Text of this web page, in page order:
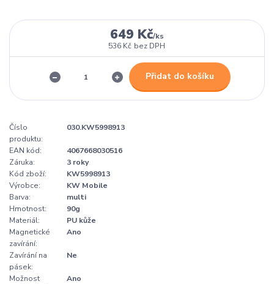
649 Kč/ks
536 Kč bez DPH
Přidat do košíku
Číslo
produktu:
030.KW5998913
EAN kód:
4067668030516
Záruka:
3 roky
Kód zboží:
KW5998913
Výrobce:
KW Mobile
Barva:
multi
Hmotnost:
90g
Materiál:
PU kůže
Magnetické
zavírání:
Ano
Zavírání na
pásek:
Ne
Možnost
Ano